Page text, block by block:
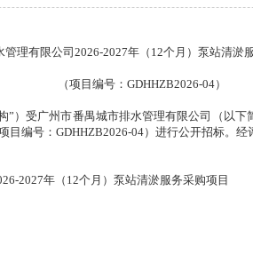
管理有限公司2026-2027年（12个月）泵站清淤
（项目编号： GDHHZB2026-04）
”）受广州市番禺城市排水管理有限公司（以
目编号：GDHHZB2026-04）进行公开招标。
2027年（12个月）泵站清淤服务采购项目